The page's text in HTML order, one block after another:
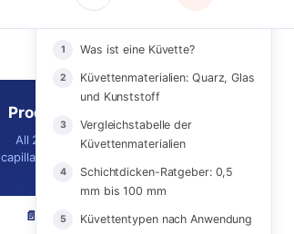
AUF DIESER SEITE
Was ist eine Küvette?
Küvettenmaterialien: Quarz, Glas
und Kunststoff
Vergleichstabelle der
Küvettenmaterialien
Schichtdicken-Ratgeber: 0,5
mm bis 100 mm
Küvettentypen nach Anwendung
Product Catalog 2026
All 2,561 in-stock cuvettes,
capillaries, optics & labware with
prices - in one PDF.
📄 Download Free PDF